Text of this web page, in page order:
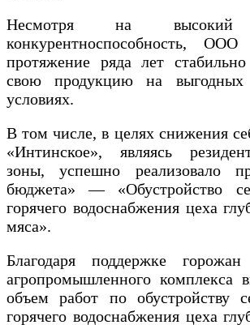
Несмотря на
конкурентноспособность,
протяжение ряда лет
свою продукцию на выгодных
условиях.
В том числе, в целях снижения
«Интинское», являясь
зоны, успешно реализовало
бюджета» — «Обустройство
горячего водоснабжения цеха
мяса».
Благодаря поддержке
агропромышленного комплекса
объем работ по обустройству
горячего водоснабжения цеха